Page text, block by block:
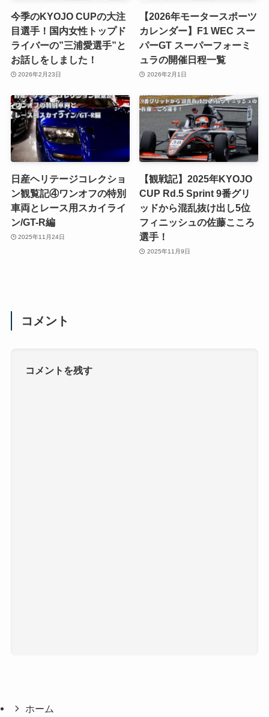
今季のKYOJO CUPの大注
目選手！国内女性トップド
ライバーの”三浦愛選手”と
お話しをしました！
2026年2月23日
【2026年モータースポーツ
カレンダー】F1 WEC スー
パーGT スーパーフォーミ
ュラの開催日程一覧
2026年2月1日
日産ヘリテージコレクショ
ン観覧記④ワンオフの特別
車両とレース用スカイライ
ン/GT-R編
2025年11月24日
【観戦記】2025年KYOJO
CUP Rd.5 Sprint 9番グリ
ッドから混乱抜け出し5位
フィニッシュの佐藤こころ
選手！
2025年11月9日
コメント
コメントを残す
ホーム